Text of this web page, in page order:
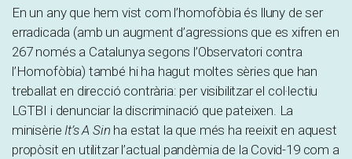
En un any que hem vist com l’homofòbia és lluny de ser
erradicada (amb un augment d’agressions que es xifren en
267 només a Catalunya segons l’Observatori contra
l’Homofòbia) també hi ha hagut moltes sèries que han
treballat en direcció contrària: per visibilitzar el col·lectiu
LGTBI i denunciar la discriminació que pateixen. La
minisèrie It’s A Sin ha estat la que més ha reeixit en aquest
propòsit en utilitzar l’actual pandèmia de la Covid-19 com a